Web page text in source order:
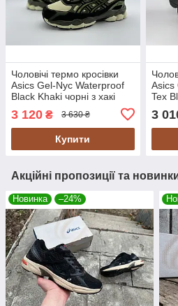
Чоловічі термо кросівки
Asics Gel-Nyc Waterproof
Black Khaki чорні з хакі
3 120 ₴ 3 630 ₴
Купити
Asics
Tex
3
Акційні пропозиції та
Новинка –24%